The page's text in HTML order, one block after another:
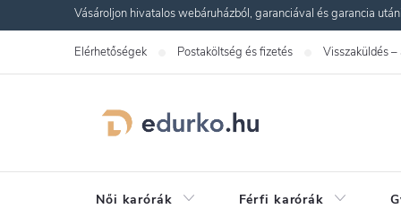
a
Vásároljon hivatalos webáruházból, garanciával és garancia
Elérhetőségek Postaköltség és fizetés Visszaküldés –
Női karórák Férfi karórák